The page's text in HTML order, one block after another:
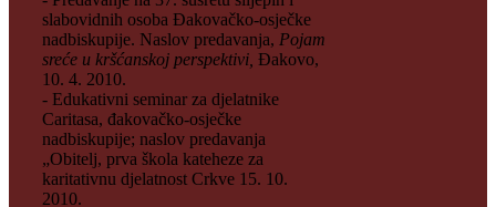
slabovidnih osoba Đakovačko-osječke
nadbiskupije. Naslov predavanja, Pojam
sreće u kršćanskoj perspektivi, Đakovo,
10. 4. 2010.
- Edukativni seminar za djelatnike
Caritasa, đakovačko-osječke
nadbiskupije; naslov predavanja
„Obitelj, prva škola kateheze za
karitativnu djelatnost Crkve 15. 10.
2010.